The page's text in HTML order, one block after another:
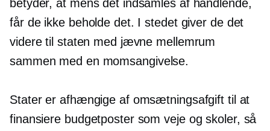
betyder, at mens det indsamles af handlende,
får de ikke beholde det. I stedet giver de det
videre til staten med jævne mellemrum
sammen med en momsangivelse.
Stater er afhængige af omsætningsafgift til at
finansiere budgetposter som veje og skoler, så